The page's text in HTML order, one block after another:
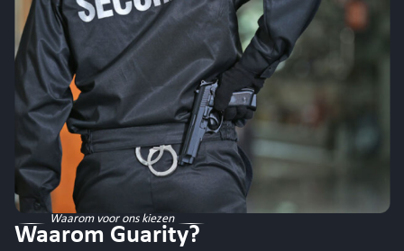
Waarom voor ons kiezen
Waarom Guarity?